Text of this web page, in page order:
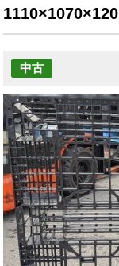
1110×1070×120
中古